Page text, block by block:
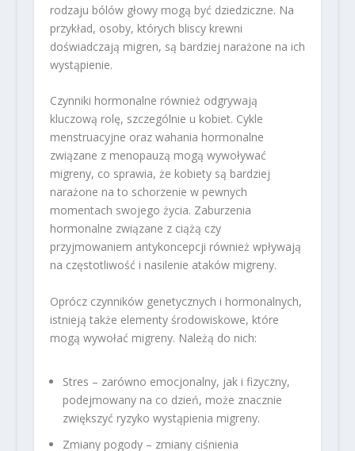
rodzaju bólów głowy mogą być dziedziczne. Na
przykład, osoby, których bliscy krewni
doświadczają migren, są bardziej narażone na ich
wystąpienie.
Czynniki hormonalne również odgrywają
kluczową rolę, szczególnie u kobiet. Cykle
menstruacyjne oraz wahania hormonalne
związane z menopauzą mogą wywoływać
migreny, co sprawia, że kobiety są bardziej
narażone na to schorzenie w pewnych
momentach swojego życia. Zaburzenia
hormonalne związane z ciążą czy
przyjmowaniem antykoncepcji również wpływają
na częstotliwość i nasilenie ataków migreny.
Oprócz czynników genetycznych i hormonalnych,
istnieją także elementy środowiskowe, które
mogą wywołać migreny. Należą do nich:
Stres – zarówno emocjonalny, jak i fizyczny,
podejmowany na co dzień, może znacznie
zwiększyć ryzyko wystąpienia migreny.
Zmiany pogody – zmiany ciśnienia